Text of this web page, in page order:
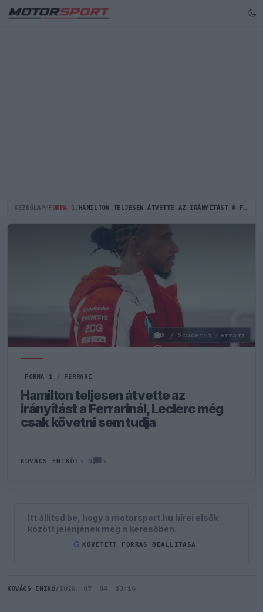
KEZDŐLAP FORMA-1 HAMILTON TELJESEN ÁTVETTE AZ IRÁNYÍTÁST A FERRARINÁL, LECLERC MÉG CSAK KÖVETNI SEM TUDJA
X / Scuderia Ferrari
FORMA-1 / FERRARI
Hamilton teljesen átvette az
irányítást a Ferrarinál, Leclerc még
csak követni sem tudja
KOVÁCS ENIKŐ35 N 5
Itt állítsd be, hogy a motorsport.hu hírei elsők
között jelenjenek meg a keresőben.
G KÖVETETT FORRÁS BEÁLLÍTÁSA
KOVÁCS ENIKŐ/ 2026. 07. 04. 13:16